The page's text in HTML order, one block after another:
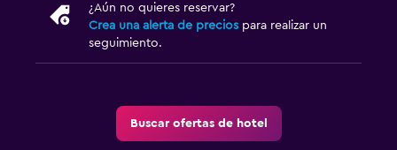
¿Aún no quieres reservar?
Crea una alerta de precios para realizar un
seguimiento.
Buscar ofertas de hotel